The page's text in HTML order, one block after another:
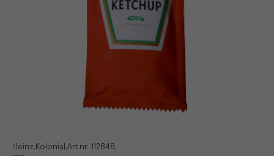
Heinz Kolonial Art.nr. 112848